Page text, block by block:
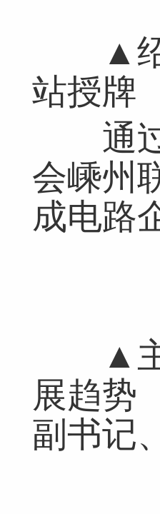
▲绍
站授牌
通过
会嵊州
成电路
▲主
展趋势
副书记